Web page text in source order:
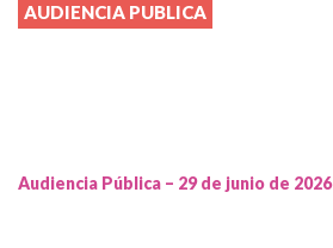
AUDIENCIA PUBLICA
Audiencia Pública – 29 de junio de 2026